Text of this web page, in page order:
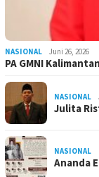
NASIONAL Juni 26, 2026
PA GMNI
NASIONAL
Julita
NASIONAL
Ananda